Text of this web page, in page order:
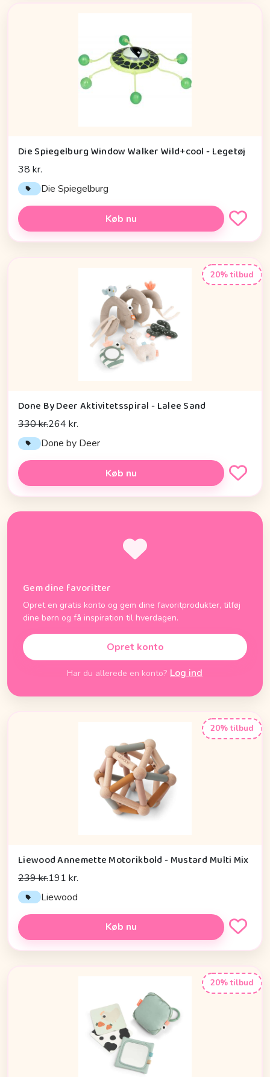
Die Spiegelburg Window Walker Wild+cool - Legetøj
38 kr.
Die Spiegelburg
Køb nu
20% tilbud
Done By Deer Aktivitetsspiral - Lalee Sand
330 kr.264 kr.
Done by Deer
Køb nu
Gem dine favoritter
Opret en gratis konto og gem dine favoritprodukter, tilføj
dine børn og få inspiration til hverdagen.
Opret konto
Har du allerede en konto? Log ind
20% tilbud
Liewood Annemette Motorikbold - Mustard Multi Mix
239 kr.191 kr.
Liewood
Køb nu
20% tilbud